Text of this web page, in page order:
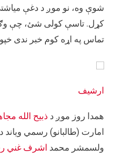
شوې وه، نو موږ د دغې
کړل. تاسې کولی شئ، چې
تماس په اړه کوم خبر ندی
ارشیف
همدا روز موږ د ذبیح الله
امارت (طالبانو) رسمي ویاند
ولسمشر محمد اشرف غني